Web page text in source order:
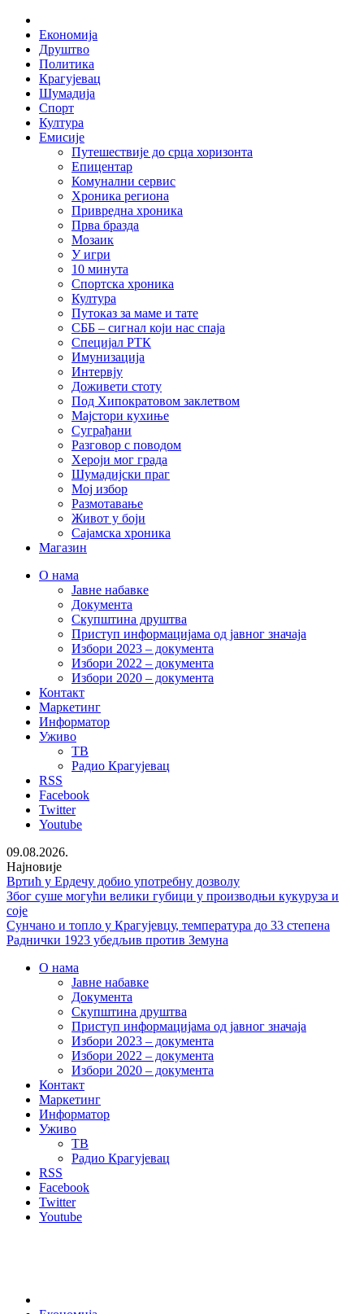
Skip
content
Економија
Друштво
Политика
Крагујевац
Шумадија
Спорт
Култура
Емисије
Путешествије до срца хоризонта
Епицентар
Комунални сервис
Хроника региона
Привредна хроника
Прва бразда
Мозаик
У игри
10 минута
Спортска хроника
Култура
Путоказ за маме и тате
СББ – сигнал који нас спаја
Специјал РТК
Имунизација
Интервју
Доживети стоту
Под Хипократовом заклетвом
Мајстори кухиње
Суграђани
Разговор с поводом
Хероји мог града
Шумадијски праг
Мој избор
Размотавање
Живот у боји
Сајамска хроника
Магазин
О нама
Јавне набавке
Документа
Скупштина друштва
Приступ информацијама од јавног значаја
Избори 2023 – документа
Избори 2022 – документа
Избори 2020 – документа
Контакт
Маркетинг
Информатор
Уживо
ТВ
Радио Крагујевац
RSS
Facebook
Twitter
Youtube
09.08.2026.
Најновије
Вртић у Ердечу добио употребну дозволу
Због суше могући велики губици у производњи кукуруза и
соје
Сунчано и топло у Крагујевцу, температура до 33 степена
Раднички 1923 убедљив против Земуна
О нама
Јавне набавке
Документа
Скупштина друштва
Приступ информацијама од јавног значаја
Избори 2023 – документа
Избори 2022 – документа
Избори 2020 – документа
Контакт
Маркетинг
Информатор
Уживо
ТВ
Радио Крагујевац
RSS
Facebook
Twitter
Youtube